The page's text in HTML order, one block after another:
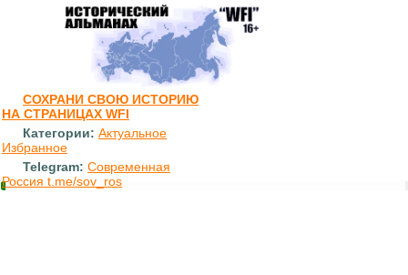
СОХРАНИ СВОЮ ИСТОРИЮ
НА СТРАНИЦАХ WFI
Категории: Актуальное
Избранное
Telegram: Современная
Россия t.me/sov_ros